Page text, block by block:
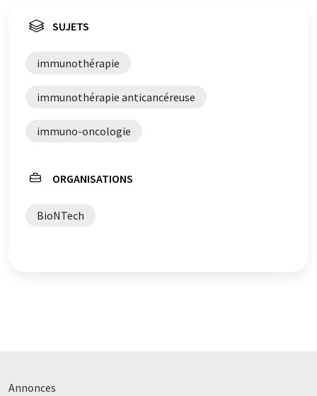
propose ces traductions automatiques pour présenter
été traduit avec traduction automatique, il est possible
qu'il contienne des erreurs de vocabulaire, de syntaxe ou
de grammaire. L'article original dans Anglais peut être
SUJETS
immunothérapie
immunothérapie anticancéreuse
immuno-oncologie
ORGANISATIONS
BioNTech
Annonces